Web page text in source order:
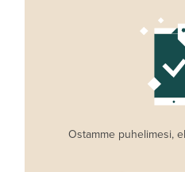
Ostamme puhelimesi,